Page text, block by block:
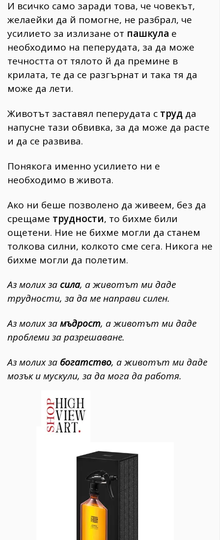
И всичко само заради това, че човекът,
желаейки да й помогне, не разбрал, че
усилието за излизане от пашкула е
необходимо на пеперудата, за да може
течността от тялото й да премине в
крилата, те да се разгърнат и така тя да
може да лети.
Животът заставял пеперудата с труд да
напусне тази обвивка, за да може да расте
и да се развива.
Понякога именно усилието ни е
необходимо в живота.
Ако ни беше позволено да живеем, без да
срещаме трудности, то бихме били
ощетени. Ние не бихме могли да станем
толкова силни, колкото сме сега. Никога не
бихме могли да полетим.
Аз молих за сила, а животът ми даде
трудности, за да ме направи силен.
Аз молих замъдрост, а животът ми даде
проблеми за разрешаване.
Аз молих за богатство, а животът ми даде
мозък и мускули, за да мога да работя.